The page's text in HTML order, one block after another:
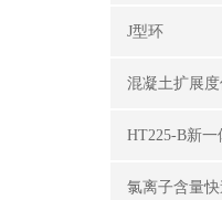
J型环
混凝土扩展度
HT225-B新
氯离子含量